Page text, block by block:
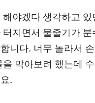
야겠다 생각하고 있
지면서 물줄기가 분
니다. 너무 놀라서
을 막아보려 했는데
.